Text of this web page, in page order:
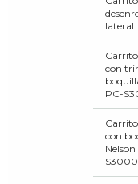
lateral
con
PC-
con
S3000